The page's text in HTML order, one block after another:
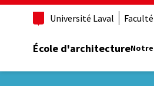
Université Laval
École d'architectureNotre